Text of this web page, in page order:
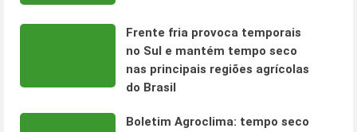
Frente fria provoca temporais
no Sul e mantém tempo seco
nas principais regiões agrícolas
do Brasil
Boletim Agroclima: tempo seco